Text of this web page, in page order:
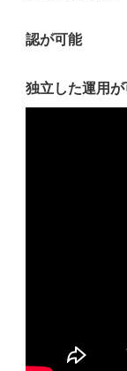
✓画面
認が可能
✓基幹シ
独立した運用